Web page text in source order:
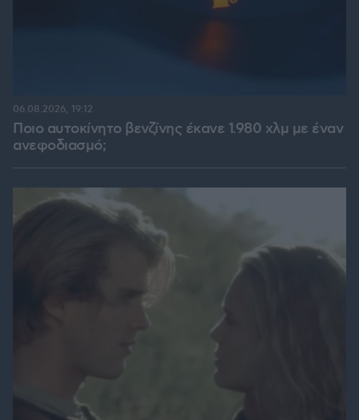
Ποιο αυτοκίνητο βενζίνης έκανε 1.980 χλμ με έναν
ανεφοδιασμό;
06.08.2026, 19:12